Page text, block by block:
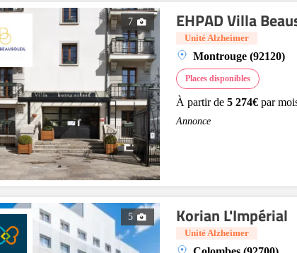
7 EHPAD Villa
Unité Alzheimer
Montrouge (92120)
Places disponibles
À partir de 5 274€ par
Annonce
5 Korian L'Impérial
Unité Alzheimer